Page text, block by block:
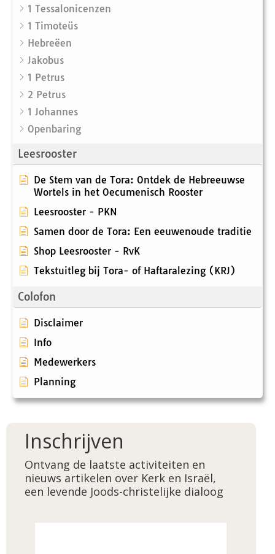
1 Tessalonicenzen
1 Timoteüs
Hebreëen
Jakobus
1 Petrus
2 Petrus
1 Johannes
Openbaring
Leesrooster
De Stem van de Tora: Ontdek de Hebreeuwse
Wortels in het Oecumenisch Rooster
Leesrooster - PKN
Samen door de Tora: Een eeuwenoude traditie
Shop Leesrooster - RvK
Tekstuitleg bij Tora- of Haftaralezing (KRJ)
Colofon
Disclaimer
Info
Medewerkers
Planning
Inschrijven
Ontvang de laatste activiteiten en
nieuws artikelen over Kerk en Israël,
een levende Joods-christelijke dialoog